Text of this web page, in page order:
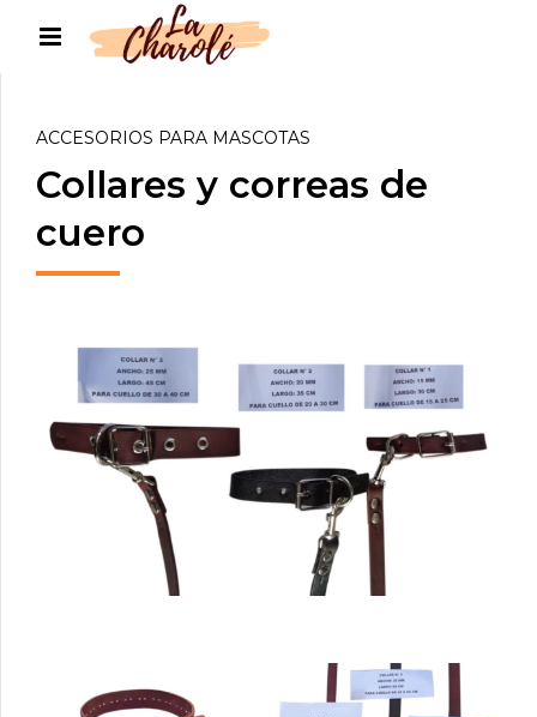
ACCESORIOS PARA MASCOTAS
Collares y correas de
cuero